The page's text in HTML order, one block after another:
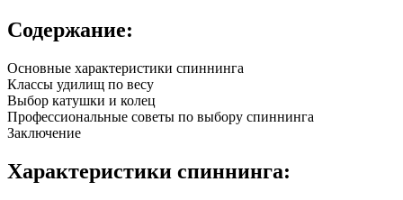
Содержание:
Основные характеристики спиннинга
Классы удилищ по весу
Выбор катушки и колец
Профессиональные советы по выбору спиннинга
Заключение
Характеристики спиннинга: